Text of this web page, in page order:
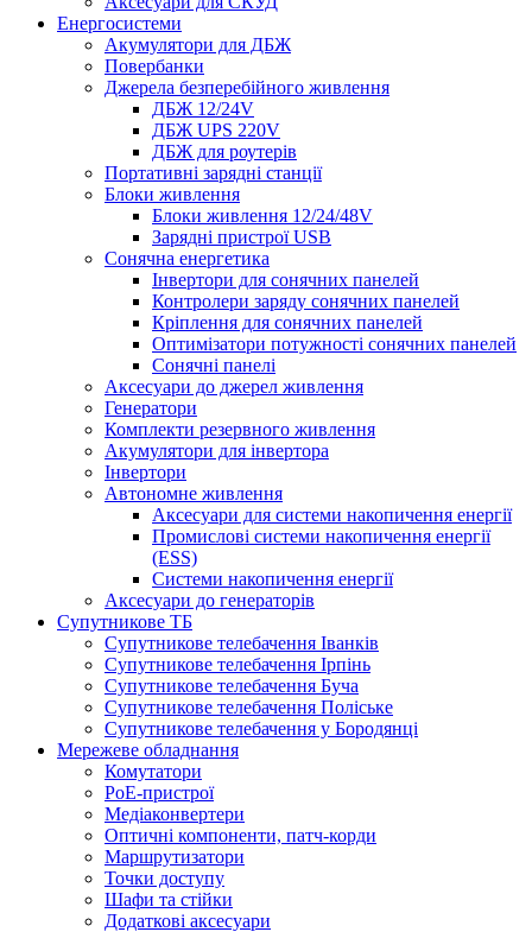
Енергосистеми
Акумулятори для ДБЖ
Повербанки
Джерела безперебійного живлення
ДБЖ 12/24V
ДБЖ UPS 220V
ДБЖ для роутерів
Портативні зарядні станції
Блоки живлення
Блоки живлення 12/24/48V
Зарядні пристрої USB
Сонячна енергетика
Інвертори для сонячних панелей
Контролери заряду сонячних панелей
Кріплення для сонячних панелей
Оптимізатори потужності сонячних панелей
Сонячні панелі
Аксесуари до джерел живлення
Генератори
Комплекти резервного живлення
Акумулятори для інвертора
Інвертори
Автономне живлення
Аксесуари для системи накопичення енергії
Промислові системи накопичення енергії
(ESS)
Системи накопичення енергії
Аксесуари до генераторів
Супутникове ТБ
Супутникове телебачення Іванків
Супутникове телебачення Ірпінь
Супутникове телебачення Буча
Супутникове телебачення Поліське
Супутникове телебачення у Бородянці
Мережеве обладнання
Комутатори
PoE-пристрої
Медіаконвертери
Оптичні компоненти, патч-корди
Маршрутизатори
Точки доступу
Шафи та стійки
Додаткові аксесуари